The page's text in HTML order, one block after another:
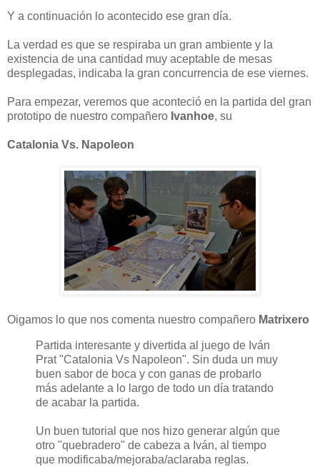
Y a continuación lo acontecido ese gran día.
La verdad es que se respiraba un gran ambiente y la
existencia de una cantidad muy aceptable de mesas
desplegadas, indicaba la gran concurrencia de ese viernes.
Para empezar, veremos que aconteció en la partida del gran
prototipo de nuestro compañero Ivanhoe, su
Catalonia Vs. Napoleon
Oigamos lo que nos comenta nuestro compañero Matrixero
Partida interesante y divertida al juego de Iván
Prat "Catalonia Vs Napoleon". Sin duda un muy
buen sabor de boca y con ganas de probarlo
más adelante a lo largo de todo un día tratando
de acabar la partida.
Un buen tutorial que nos hizo generar algún que
otro "quebradero" de cabeza a Iván, al tiempo
que modificaba/mejoraba/aclaraba reglas.